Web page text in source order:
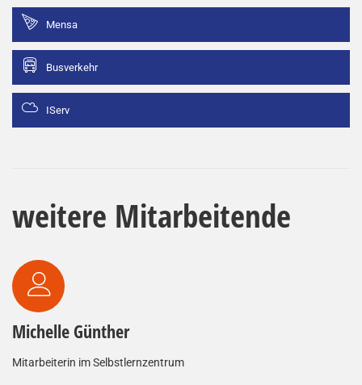
Mensa
Busverkehr
IServ
weitere Mitarbeitende
Michelle Günther
Mitarbeiterin im Selbstlernzentrum